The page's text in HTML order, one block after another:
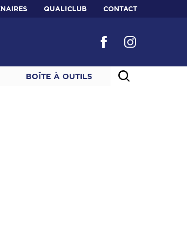
QUALICLUB CONTACT
BOÎTE À OUTILS